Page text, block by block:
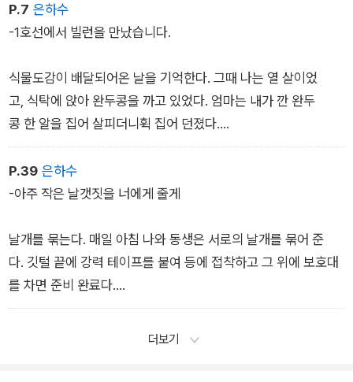
P.7 은하수
-1호선에서 빌런을 만났습니다.
식물도감이 배달되어온 날을 기억한다. 그때 나는 열 살이었
고, 식탁에 앉아 완두콩을 까고 있었다. 엄마는 내가 깐 완두
콩 한 알을 집어 살피더니휙 집어 던졌다.
˝사람들이 참 양심이 없어. 겉만 그럴싸하지 안은 다 썩었네.˝
엄마는 신경질을 내며 안방으로 들어갔다. 나는눈치를 보다가 거
실로 갔다. 식물도감이 택배 박스안에 든 채 방치되어 있었다. 내
자 집에 들였다. 나는 도감 중 한 권을 집어 들어 펼쳤다.
그림 한 장이 눈에 들어왔다. 초록색 이파리를 쫙벌리고 있는 작
은 식물, 파리지옥이었다.
P.39 은하수
-아주 작은 날갯짓을 너에게 줄게
날개를 묶는다. 매일 아침 나와 동생은 서로의 날개를 묶어 준
다. 깃털 끝에 강력 테이프를 붙여 등에 접착하고 그 위에 보호대
를 차면 준비 완료다.
어릴 때부터 해온 일이지만 보호대 안에 날개를 밀어 넣을 때
의 답답함은 좀처럼 익숙해지지 않는다.
더보기